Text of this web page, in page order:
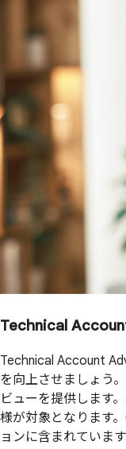
Technical
Technical Account
を向上させましょう
ビューを提供します
様が対象となります
ョンに含まれています